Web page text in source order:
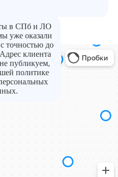
в СПб и ЛО
уже оказали
точностью до
клиента
публикуем,
политике